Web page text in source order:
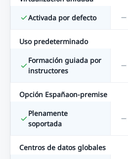
Activada por defecto
Uso predeterminado
Formación guiada por
instructores
Opción Españaon-premise
Plenamente
soportada
Centros de datos globales